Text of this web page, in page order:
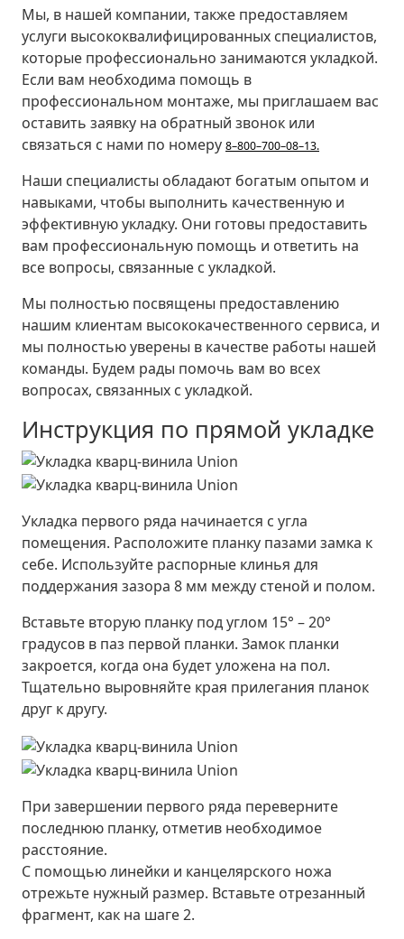
Мы, в нашей компании, также предоставляем
услуги высококвалифицированных специалистов,
которые профессионально занимаются укладкой.
Если вам необходима помощь в
профессиональном монтаже, мы приглашаем вас
оставить заявку на обратный звонок или
связаться с нами по номеру 8–800–700–08–13.
Наши специалисты обладают богатым опытом и
навыками, чтобы выполнить качественную и
эффективную укладку. Они готовы предоставить
вам профессиональную помощь и ответить на
все вопросы, связанные с укладкой.
Мы полностью посвящены предоставлению
нашим клиентам высококачественного сервиса, и
мы полностью уверены в качестве работы нашей
команды. Будем рады помочь вам во всех
вопросах, связанных с укладкой.
Инструкция по прямой укладке
Укладка первого ряда начинается с угла
помещения. Расположите планку пазами замка к
себе. Используйте распорные клинья для
поддержания зазора 8 мм между стеной и полом.
Вставьте вторую планку под углом 15° – 20°
градусов в паз первой планки. Замок планки
закроется, когда она будет уложена на пол.
Тщательно выровняйте края прилегания планок
друг к другу.
При завершении первого ряда переверните
последнюю планку, отметив необходимое
расстояние.
С помощью линейки и канцелярского ножа
отрежьте нужный размер. Вставьте отрезанный
фрагмент, как на шаге 2.